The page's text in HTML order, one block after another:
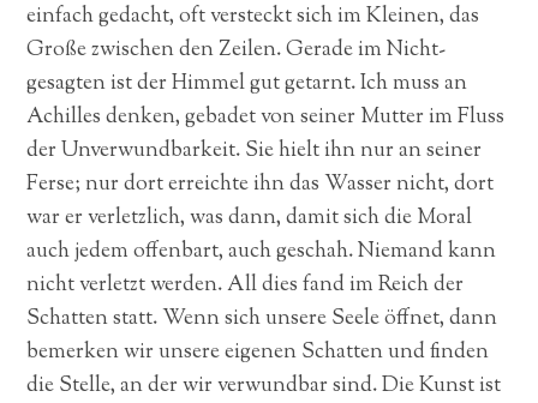
einfach gedacht, oft versteckt sich im Kleinen, das
Große zwischen den Zeilen. Gerade im Nicht-
gesagten ist der Himmel gut getarnt. Ich muss an
Achilles denken, gebadet von seiner Mutter im Fluss
der Unverwundbarkeit. Sie hielt ihn nur an seiner
Ferse; nur dort erreichte ihn das Wasser nicht, dort
war er verletzlich, was dann, damit sich die Moral
auch jedem offenbart, auch geschah. Niemand kann
nicht verletzt werden. All dies fand im Reich der
Schatten statt. Wenn sich unsere Seele öffnet, dann
bemerken wir unsere eigenen Schatten und finden
die Stelle, an der wir verwundbar sind. Die Kunst ist